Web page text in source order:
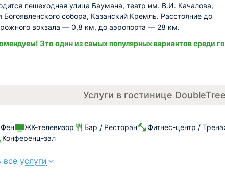
пешеходная улица Баумана, театр им. В.И. Качалова,
Богоявленского собора, Казанский Кремль. Расстояние до
вокзала — 0,8 км, до аэропорта — 28 км.
Это один из самых популярных вариантов среди
Услуги в гостинице
Фен ЖК-телевизор Бар / Ресторан Фитнес-центр /
Конференц-зал
все услуги